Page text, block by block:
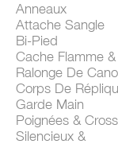
Anneaux
Attache Sangle
Bi-Pied
Cache Flamme &
Ralonge De
Corps De
Garde Main
Poignées &
Silencieux &